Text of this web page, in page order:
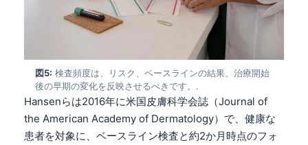
図5: 検査頻度は、リスク、ベースラインの結果、治療開始
後の早期の変化を反映させるべきです。.
Hansenらは2016年に米国皮膚科学会誌（Journal of
the American Academy of Dermatology）で、健康な
患者を対象に、ベースライン検査と約2か月時点のフォ